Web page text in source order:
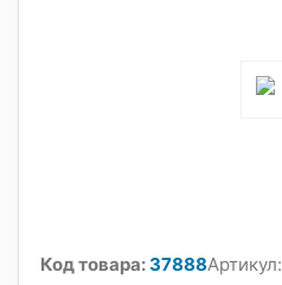
Код товара:37888Артикул: